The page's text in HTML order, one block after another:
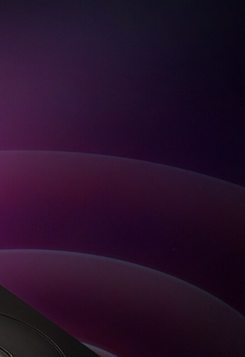
der
mit der neuen AI Magic
speziellen AI Button.
und um deine Bedürfnisse
ganz entspannt